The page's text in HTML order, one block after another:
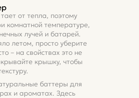
от тепла, поэтому
комнатной температуре,
лучей и батарей.
летом, просто уберите
– на свойствах это не
крышку, чтобы
баттеры для
и ароматах. Здесь